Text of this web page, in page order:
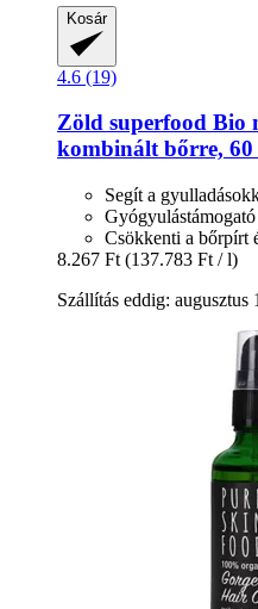
Kosár
4.6 (19)
Zöld superfood Bio
kombinált bőrre,
Segít a
Gyógyulástámogató
Csökkenti a bőrpírt
8.267 Ft (137.783 Ft / l)
Szállítás eddig: augusztus